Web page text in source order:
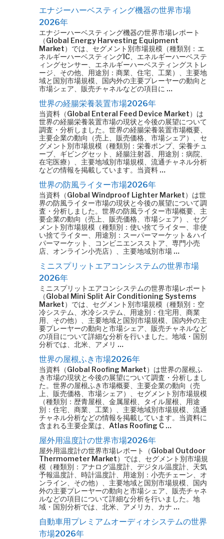
エナジーハーベスティング機器の世界市場
2026年
エナジーハーベスティング機器の世界市場レポート
（Global Energy Harvesting Equipment
Market）では、セグメント別市場規模（種類別：エ
ネルギーハーベスティングIC、エネルギーハーベステ
ィングセンサー、エネルギーハーベスティングストレ
ージ、その他、用途別：商業、住宅、工業）、主要地
域と国別市場規模、国内外の主要プレーヤーの動向と
市場シェア、販売チャネルなどの項目に …
世界の経腸栄養装置市場2026年
当資料（Global Enteral Feed Device Market）は
世界の経腸栄養装置市場の現状と今後の展望について
調査・分析しました。世界の経腸栄養装置市場概要、
主要企業の動向（売上、販売価格、市場シェア）、セ
グメント別市場規模（種類別：栄養ポンプ、栄養チュ
ーブ、ギビングセット、経腸注射器、用途別：病院、
在宅医療）、主要地域別市場規模、流通チャネル分析
などの情報を掲載しています。当資料 …
世界の防風ライター市場2026年
当資料（Global Windproof Lighter Market）は世
界の防風ライター市場の現状と今後の展望について調
査・分析しました。世界の防風ライター市場概要、主
要企業の動向（売上、販売価格、市場シェア）、セグ
メント別市場規模（種類別：使い捨てライター、非使
い捨てライター、用途別：スーパーマーケット＆ハイ
パーマーケット、コンビニエンスストア、専門小売
店、オンライン小売店）、主要地域別市場 …
ミニスプリットエアコンシステムの世界市場
2026年
ミニスプリットエアコンシステムの世界市場レポート
（Global Mini Split Air Conditioning Systems
Market）では、セグメント別市場規模（種類別：空
冷システム、水冷システム、用途別：住宅用、商業
用、その他）、主要地域と国別市場規模、国内外の主
要プレーヤーの動向と市場シェア、販売チャネルなど
の項目について詳細な分析を行いました。地域・国別
分析では、北米、アメリ …
世界の屋根ふき市場2026年
当資料（Global Roofing Market）は世界の屋根ふ
き市場の現状と今後の展望について調査・分析しまし
た。世界の屋根ふき市場概要、主要企業の動向（売
上、販売価格、市場シェア）、セグメント別市場規模
（種類別：歴青屋根、金属屋根、タイル屋根、用途
別：住宅、商業、工業）、主要地域別市場規模、流通
チャネル分析などの情報を掲載しています。当資料に
含まれる主要企業は、Atlas Roofing C …
屋外用温度計の世界市場2026年
屋外用温度計の世界市場レポート（Global Outdoor
Thermometer Market）では、セグメント別市場規
模（種類別：アナログ温度計、デジタル温度計、天気
予報温度計、時計温度計、用途別：小売チェーン、オ
ンライン、その他）、主要地域と国別市場規模、国内
外の主要プレーヤーの動向と市場シェア、販売チャネ
ルなどの項目について詳細な分析を行いました。地
域・国別分析では、北米、アメリカ、カナ …
自動車用プレミアムオーディオシステムの世界
市場2026年